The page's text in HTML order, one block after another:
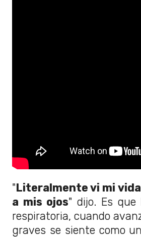
"Literalmente vi mi
a mis ojos" dijo. Es que
respiratoria, cuando
graves se siente como